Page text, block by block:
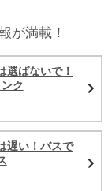
が満載！
選ばないで！
ク
遅い！バスで